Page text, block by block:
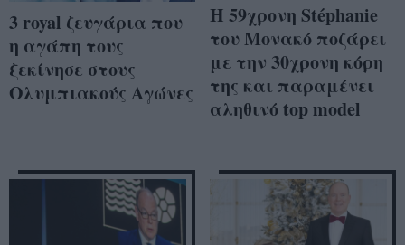
3 royal ζευγάρια που
η αγάπη τους
ξεκίνησε στους
Ολυμπιακούς Αγώνες
H 59χρονη Stéphanie
του Μονακό ποζάρει
με την 30χρονη κόρη
της και παραμένει
αληθινό top model